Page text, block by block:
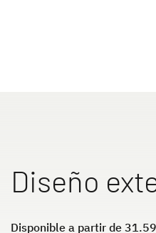
Servicio
Diseño
Disponible a partir de